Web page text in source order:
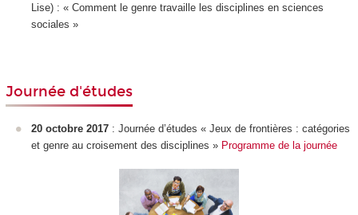
Lise) : « Comment le genre travaille les disciplines en sciences
sociales »
Journée d'études
20 octobre 2017 : Journée d’études « Jeux de frontières : catégories
et genre au croisement des disciplines » Programme de la journée